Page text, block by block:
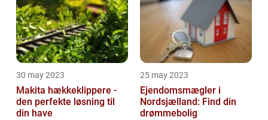
30 may 2023
Makita hækkeklippere -
den perfekte løsning til
din have
25 may 2023
Ejendomsmægler i
Nordsjælland: Find din
drømmebolig